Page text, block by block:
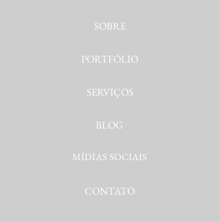
SOBRE
PORTFÓLIO
SERVIÇOS
BLOG
MÍDIAS SOCIAIS
CONTATO